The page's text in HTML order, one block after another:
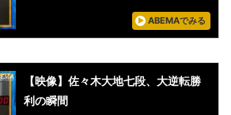
ABEMAでみる
【映像】佐々木大地七段、大逆転勝
利の瞬間